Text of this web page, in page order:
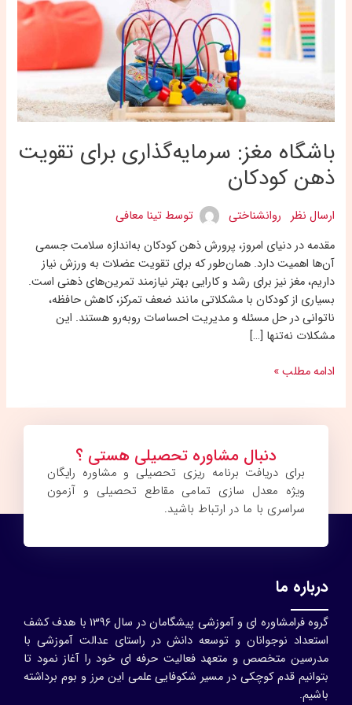
باشگاه مغز: سرمایه‌گذاری برای تقویت
ذهن کودکان
ارسال نظر روانشناختی توسط تینا معافی
مقدمه در دنیای امروز، پرورش ذهن کودکان به‌اندازه سلامت جسمی
آن‌ها اهمیت دارد. همان‌طور که برای تقویت عضلات به ورزش نیاز
داریم، مغز نیز برای رشد و کارایی بهتر نیازمند تمرین‌های ذهنی است.
بسیاری از کودکان با مشکلاتی مانند ضعف تمرکز، کاهش حافظه،
ناتوانی در حل مسئله و مدیریت احساسات روبه‌رو هستند. این
مشکلات نه‌تنها […]
کودکان
ادامه مطلب »
دنبال مشاوره تحصیلی هستی ؟
برای دریافت برنامه ریزی تحصیلی و مشاوره رایگان
ویژه معدل سازی تمامی مقاطع تحصیلی و آزمون
سراسری با ما در ارتباط باشید.
درباره ما
گروه فرامشاوره ای و آموزشی پیشگامان در سال ۱۳۹۶ با هدف کشف
استعداد نوجوانان و توسعه دانش در راستای عدالت آموزشی با
مدرسین متخصص و متعهد فعالیت حرفه ای خود را آغاز نمود تا
بتوانیم قدم کوچکی در مسیر شکوفایی علمی این مرز و بوم برداشته
باشیم.